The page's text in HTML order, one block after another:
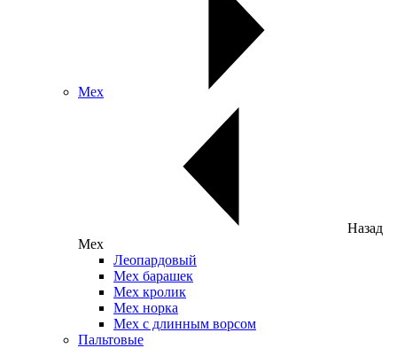
Мех
Назад
Мех
Леопардовый
Мех барашек
Мех кролик
Мех норка
Мех с длинным ворсом
Пальтовые